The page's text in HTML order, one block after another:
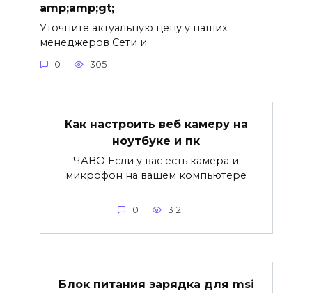
amp;amp;gt;
Уточните актуальную цену у наших
менеджеров Сети и
0 305
Как настроить веб камеру на
ноутбуке и пк
ЧАВО Если у вас есть камера и
микрофон на вашем компьютере
0 312
Блок питания зарядка для msi